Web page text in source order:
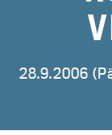
28.9.2006